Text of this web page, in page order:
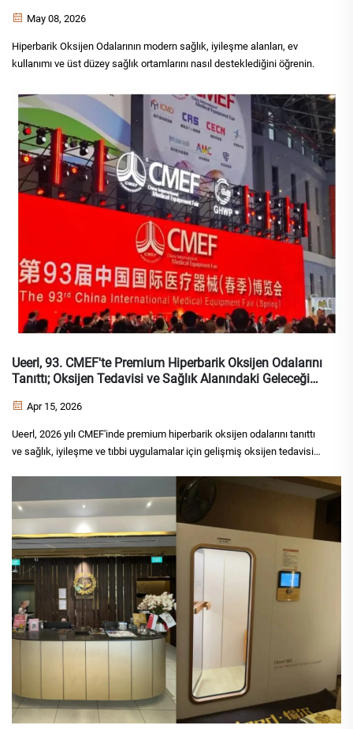
May 08, 2026
Hiperbarik Oksijen Odalarının modern sağlık, iyileşme alanları, ev
kullanımı ve üst düzey sağlık ortamlarını nasıl desteklediğini öğrenin.
Ueerl, 93. CMEF'te Premium Hiperbarik Oksijen Odalarını
Tanıttı; Oksijen Tedavisi ve Sağlık Alanındaki Geleceği
Apr 15, 2026
Ueerl, 2026 yılı CMEF'inde premium hiperbarik oksijen odalarını tanıttı
ve sağlık, iyileşme ve tıbbi uygulamalar için gelişmiş oksijen tedavisi